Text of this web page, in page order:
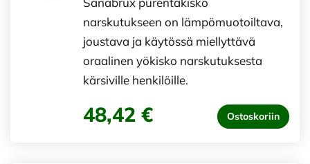
narskutukseen on lämpömuotoiltava,
joustava ja käytössä miellyttävä
oraalinen yökisko narskutuksesta
kärsiville henkilöille.
48,42 € Ostoskoriin